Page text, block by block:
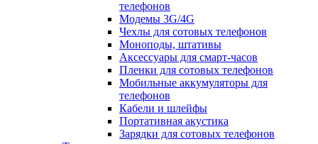
телефонов
Модемы 3G/4G
Чехлы для сотовых телефонов
Моноподы, штативы
Аксессуары для смарт-часов
Пленки для сотовых телефонов
Мобильные аккумуляторы для
телефонов
Кабели и шлейфы
Портативная акустика
Зарядки для сотовых телефонов